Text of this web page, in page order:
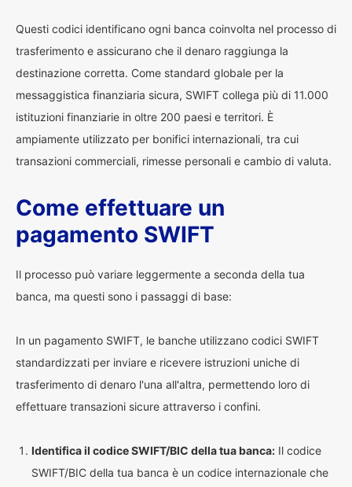
Questi codici identificano ogni banca coinvolta nel processo di
trasferimento e assicurano che il denaro raggiunga la
destinazione corretta. Come standard globale per la
messaggistica finanziaria sicura, SWIFT collega più di 11.000
istituzioni finanziarie in oltre 200 paesi e territori. È
ampiamente utilizzato per bonifici internazionali, tra cui
transazioni commerciali, rimesse personali e cambio di valuta.
Come effettuare un
pagamento SWIFT
Il processo può variare leggermente a seconda della tua
banca, ma questi sono i passaggi di base:
In un pagamento SWIFT, le banche utilizzano codici SWIFT
standardizzati per inviare e ricevere istruzioni uniche di
trasferimento di denaro l'una all'altra, permettendo loro di
effettuare transazioni sicure attraverso i confini.
Identifica il codice SWIFT/BIC della tua banca: Il codice
SWIFT/BIC della tua banca è un codice internazionale che